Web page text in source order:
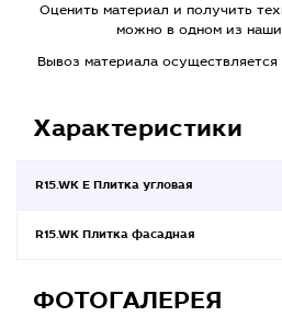
Оценить материал и получить
можно в одном из
Вывоз материала осуществляется
Характеристики
R15.WK E Плитка угловая
R15.WK Плитка фасадная
ФОТОГАЛЕРЕЯ